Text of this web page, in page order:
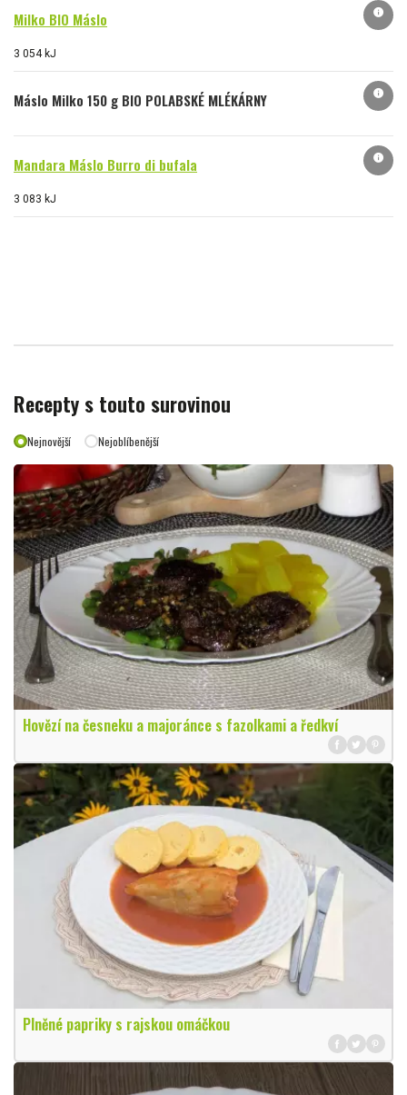
Milko BIO Máslo
3 054 kJ
info
Máslo Milko 150 g BIO POLABSKÉ MLÉKÁRNY info
Mandara Máslo Burro di bufala
3 083 kJ
info
Recepty s touto surovinou
Nejnovější Nejoblíbenější
Hovězí na česneku a majoránce s fazolkami a ředkví
Plněné papriky s rajskou omáčkou